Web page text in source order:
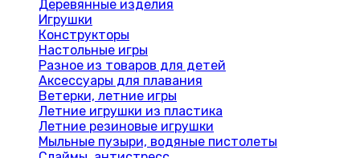
Деревянные изделия
Игрушки
Конструкторы
Настольные игры
Разное из товаров для детей
Аксессуары для плавания
Ветерки, летние игры
Летние игрушки из пластика
Летние резиновые игрушки
Мыльные пузыри, водяные пистолеты